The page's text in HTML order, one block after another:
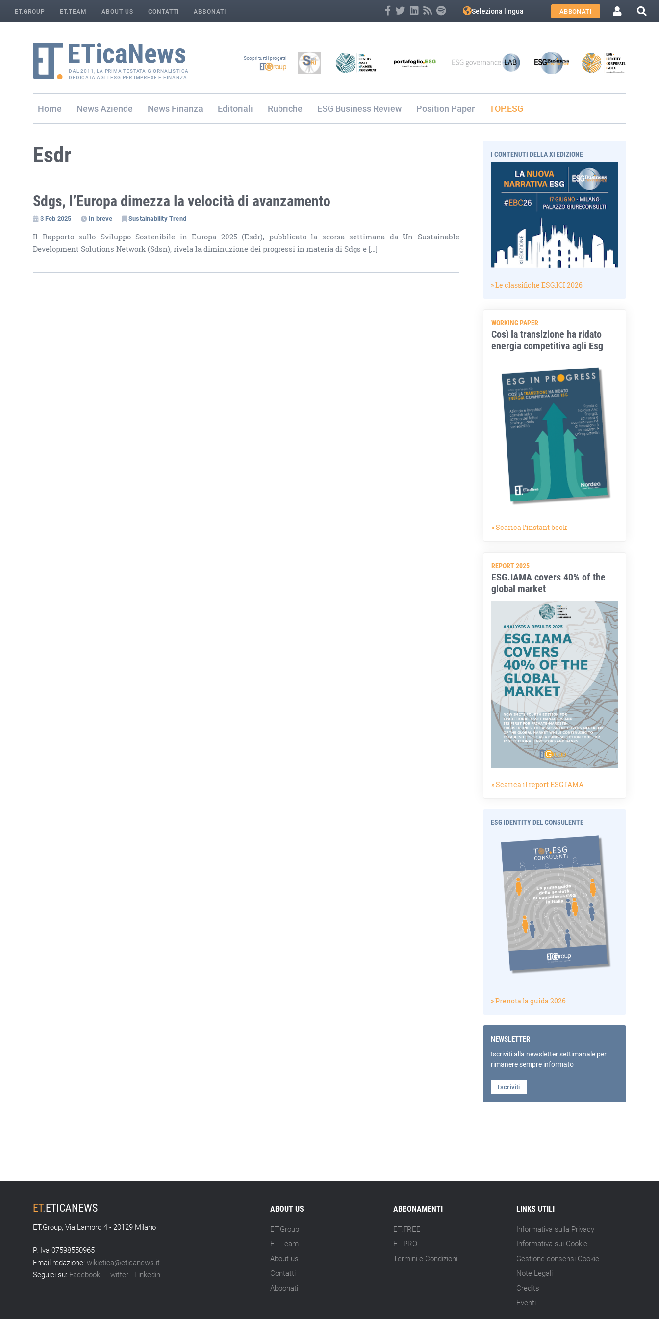
ET.GROUP ET.TEAM ABOUT US CONTATTI ABBONATI Seleziona lingua ABBONATI
DAL 2011, LA PRIMA TESTATA GIORNALISTICA
DEDICATA AGLI ESG PER IMPRESE E FINANZA
Scopri tutti i progetti
Home Aziende Finanza Editoriali Rubriche ESG Business Review Position Paper TOP.ESG
Esdr
Sdgs, l’Europa dimezza la velocità di avanzamento
3 Feb 2025 In breve Sustainability Trend
Il Rapporto sullo Sviluppo Sostenibile in Europa 2025 (Esdr), pubblicato la scorsa settimana da Un Sustainable
Development Solutions Network (Sdsn), rivela la diminuzione dei progressi in materia di Sdgs e […]
I CONTENUTI DELLA XI EDIZIONE
» Le classifiche ESG.ICI 2026
WORKING PAPER
Così la transizione ha ridato
energia competitiva agli Esg
» Scarica l'instant book
REPORT 2025
ESG.IAMA covers 40% of the
global market
» Scarica il report ESG.IAMA
ESG IDENTITY DEL CONSULENTE
» Prenota la guida 2026
NEWSLETTER
Iscriviti alla newsletter settimanale per
rimanere sempre informato
Iscriviti
ET.ETICANEWS
ET.Group, Via Lambro 4 - 20129 Milano
P. Iva 07598550965
Email redazione:wikietica@eticanews.it
Seguici su: Facebook -Twitter - Linkedin
ABOUT US
ET.Group
ET.Team
About us
Contatti
Abbonati
ABBONAMENTI
ET.FREE
ET.PRO
Termini e Condizioni
LINKS UTILI
Informativa sulla Privacy
Informativa sui Cookie
Gestione consensi Cookie
Note Legali
Credits
Eventi